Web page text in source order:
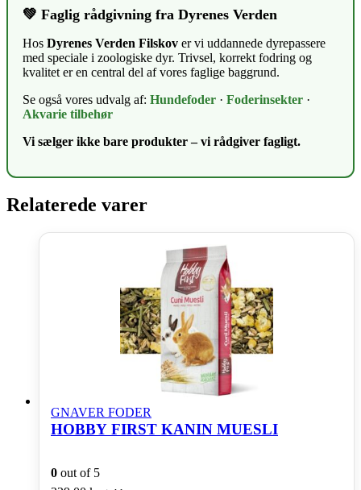
💚 Faglig rådgivning fra Dyrenes Verden
Hos Dyrenes Verden Filskov er vi uddannede dyrepassere
med speciale i zoologiske dyr. Trivsel, korrekt fodring og
kvalitet er en central del af vores faglige baggrund.
Se også vores udvalg af: Hundefoder · Foderinsekter ·
Akvarie tilbehør
Vi sælger ikke bare produkter – vi rådgiver fagligt.
Relaterede varer
GNAVER FODER
HOBBY FIRST KANIN MUESLI
0 out of 5